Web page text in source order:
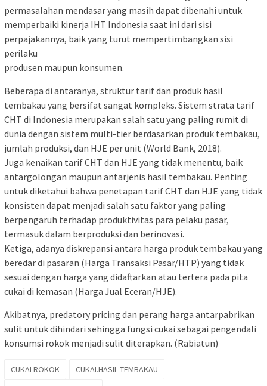
permasalahan mendasar yang masih dapat dibenahi untuk
memperbaiki kinerja IHT Indonesia saat ini dari sisi
perpajakannya, baik yang turut mempertimbangkan sisi
perilaku
produsen maupun konsumen.
Beberapa di antaranya, struktur tarif dan produk hasil
tembakau yang bersifat sangat kompleks. Sistem strata tarif
CHT di Indonesia merupakan salah satu yang paling rumit di
dunia dengan sistem multi-tier berdasarkan produk tembakau,
jumlah produksi, dan HJE per unit (World Bank, 2018).
Juga kenaikan tarif CHT dan HJE yang tidak menentu, baik
antargolongan maupun antarjenis hasil tembakau. Penting
untuk diketahui bahwa penetapan tarif CHT dan HJE yang tidak
konsisten dapat menjadi salah satu faktor yang paling
berpengaruh terhadap produktivitas para pelaku pasar,
termasuk dalam berproduksi dan berinovasi.
Ketiga, adanya diskrepansi antara harga produk tembakau yang
beredar di pasaran (Harga Transaksi Pasar/HTP) yang tidak
sesuai dengan harga yang didaftarkan atau tertera pada pita
cukai di kemasan (Harga Jual Eceran/HJE).
Akibatnya, predatory pricing dan perang harga antarpabrikan
sulit untuk dihindari sehingga fungsi cukai sebagai pengendali
konsumsi rokok menjadi sulit diterapkan. (Rabiatun)
CUKAI ROKOK
CUKAI.HASIL TEMBAKAU